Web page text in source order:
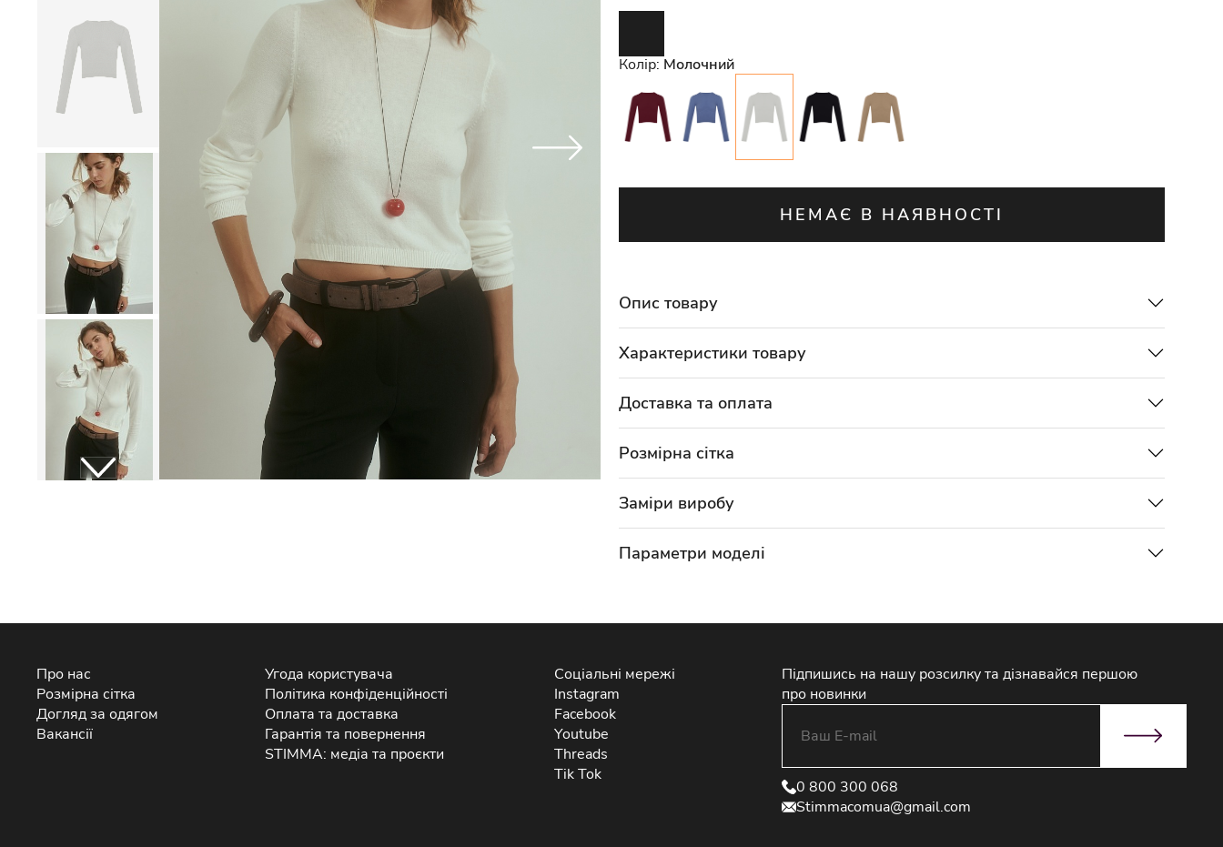
Колір: Молочний
НЕМАЄ В НАЯВНОСТІ
Опис товару
Характеристики товару
Доставка та оплата
Розмірна сітка
Заміри виробу
Параметри моделі
Про нас
Розмірна сітка
Догляд за одягом
Вакансії
Угода користувача
Політика конфіденційності
Оплата та доставка
Гарантія та повернення
STIMMA: медіа та проєкти
Соціальні мережі
Instagram
Facebook
Youtube
Threads
Tik Tok
Підпишись на нашу розсилку та дізнавайся першою
про новинки
0 800 300 068
Stimmacomua@gmail.com